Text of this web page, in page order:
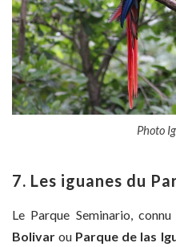
Photo
7. Les iguanes du
Le Parque Seminario,
Bolivar ou Parque de las